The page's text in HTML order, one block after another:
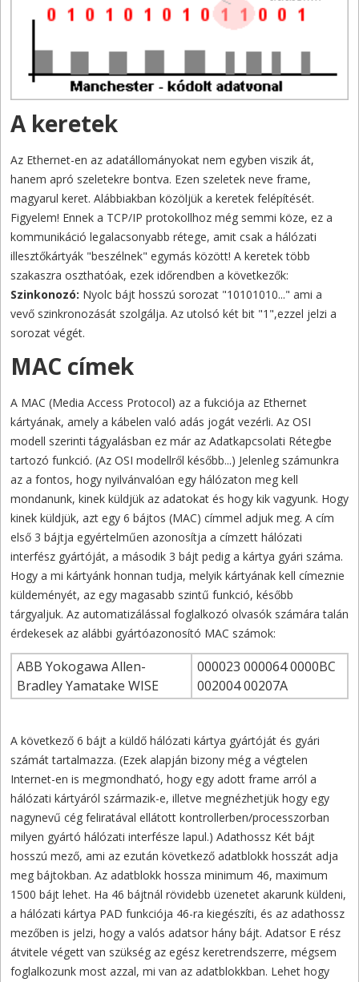
A keretek
Az Ethernet-en az adatállományokat nem egyben viszik át,
hanem apró szeletekre bontva. Ezen szeletek neve frame,
magyarul keret. Alábbiakban közöljük a keretek felépítését.
Figyelem! Ennek a TCP/IP protokollhoz még semmi köze, ez a
kommunikáció legalacsonyabb rétege, amit csak a hálózati
illesztőkártyák "beszélnek" egymás között! A keretek több
szakaszra oszthatóak, ezek időrendben a következők:
Szinkonozó: Nyolc bájt hosszú sorozat "10101010..." ami a
vevő szinkronozását szolgálja. Az utolsó két bit "1",ezzel jelzi a
sorozat végét.
MAC címek
A MAC (Media Access Protocol) az a fukciója az Ethernet
kártyának, amely a kábelen való adás jogát vezérli. Az OSI
modell szerinti tágyalásban ez már az Adatkapcsolati Rétegbe
tartozó funkció. (Az OSI modellről később...) Jelenleg számunkra
az a fontos, hogy nyilvánvalóan egy hálózaton meg kell
mondanunk, kinek küldjük az adatokat és hogy kik vagyunk. Hogy
kinek küldjük, azt egy 6 bájtos (MAC) címmel adjuk meg. A cím
első 3 bájtja egyértelműen azonosítja a címzett hálózati
interfész gyártóját, a második 3 bájt pedig a kártya gyári száma.
Hogy a mi kártyánk honnan tudja, melyik kártyának kell címeznie
küldeményét, az egy magasabb szintű funkció, később
tárgyaljuk. Az automatizálással foglalkozó olvasók számára talán
érdekesek az alábbi gyártóazonosító MAC számok:
ABB Yokogawa Allen-
Bradley Yamatake WISE
000023 000064 0000BC
002004 00207A
A következő 6 bájt a küldő hálózati kártya gyártóját és gyári
számát tartalmazza. (Ezek alapján bizony még a végtelen
Internet-en is megmondható, hogy egy adott frame arról a
hálózati kártyáról származik-e, illetve megnézhetjük hogy egy
nagynevű cég feliratával ellátott kontrollerben/processzorban
milyen gyártó hálózati interfésze lapul.) Adathossz Két bájt
hosszú mező, ami az ezután következő adatblokk hosszát adja
meg bájtokban. Az adatblokk hossza minimum 46, maximum
1500 bájt lehet. Ha 46 bájtnál rövidebb üzenetet akarunk küldeni,
a hálózati kártya PAD funkciója 46-ra kiegészíti, és az adathossz
mezőben is jelzi, hogy a valós adatsor hány bájt. Adatsor E rész
átvitele végett van szükség az egész keretrendszerre, mégsem
foglalkozunk most azzal, mi van az adatblokkban. Lehet hogy